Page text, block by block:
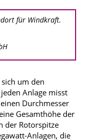
für Windkraft.
um den
Anlage misst
Durchmesser
Gesamthöhe der
der Rotorspitze
Anlagen, die